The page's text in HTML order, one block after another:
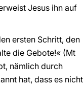
Jesus ihn auf
ersten Schritt, den
die Gebote!« (Mt
nämlich durch
hat, dass es nicht